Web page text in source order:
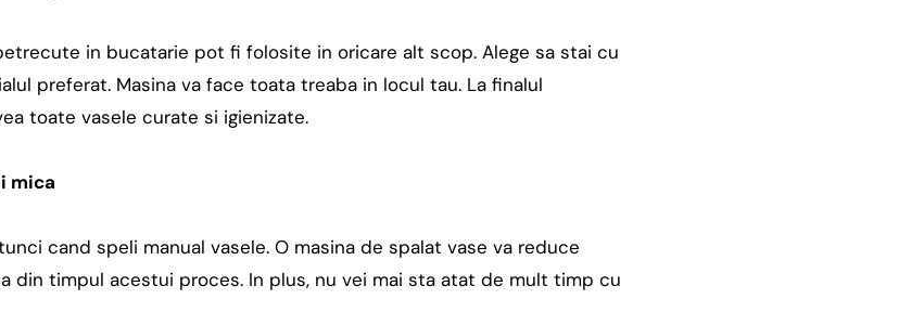
in bucatarie pot fi folosite in oricare alt scop. Alege sa stai cu
preferat. Masina va face toata treaba in locul tau. La finalul
toate vasele curate si igienizate.
mica
cand speli manual vasele. O masina de spalat vase va reduce
din timpul acestui proces. In plus, nu vei mai sta atat de mult timp cu